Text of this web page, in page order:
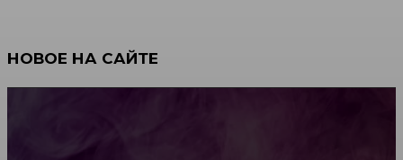
НОВОЕ НА САЙТЕ